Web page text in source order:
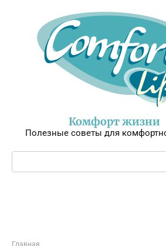
Комфорт жизни
Полезные советы для
Поиск:
Главная